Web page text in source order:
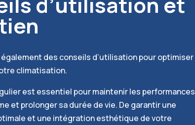
des conseils d’utilisation pour optimiser
climatisation.
est essentiel pour maintenir les performances
et prolonger sa durée de vie. De garantir une
et une intégration esthétique de votre